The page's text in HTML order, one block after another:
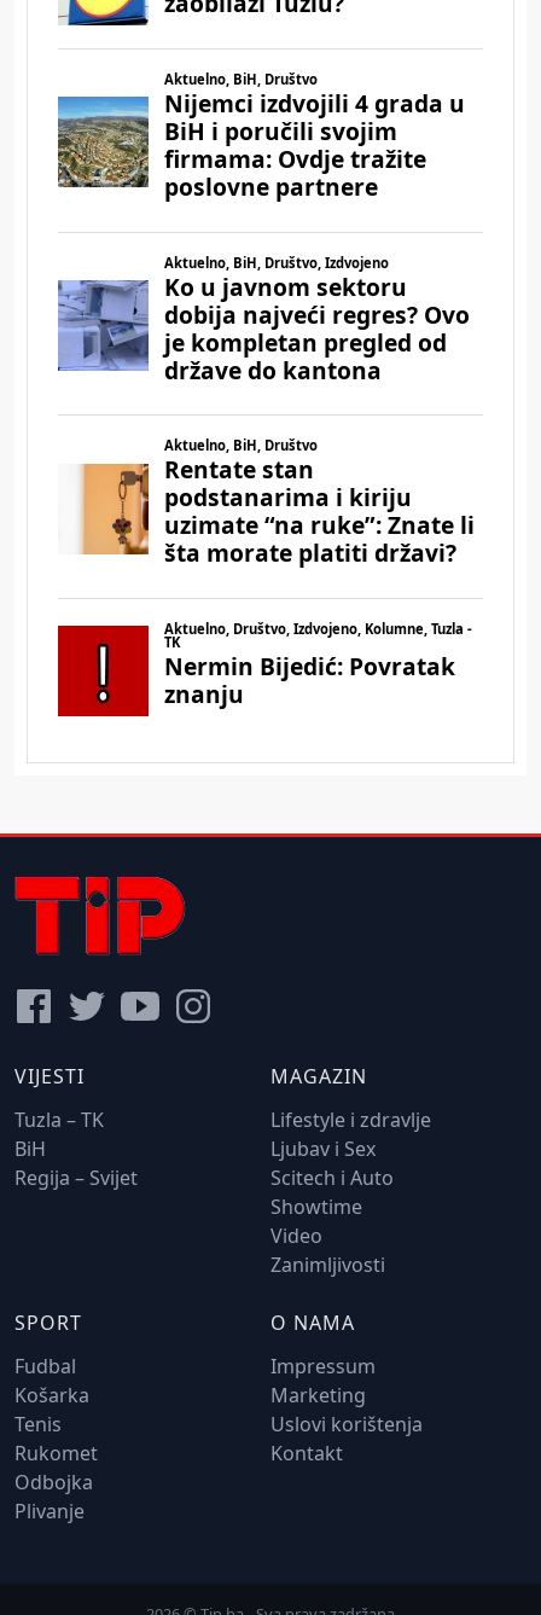
VIJESTI
Tuzla – TK
BiH
Regija – Svijet
MAGAZIN
Lifestyle i zdravlje
Ljubav i Sex
Scitech i Auto
Showtime
Video
Zanimljivosti
SPORT
Fudbal
Košarka
Tenis
Rukomet
Odbojka
Plivanje
O NAMA
Impressum
Marketing
Uslovi korištenja
Kontakt